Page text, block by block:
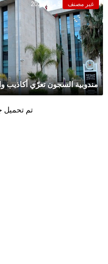
غير مصنف
مندوبية السجون تعرّي أكاذيب
تم تحميل